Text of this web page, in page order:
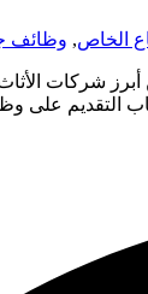
الخاص, وظائف
الأثاث
التقديم